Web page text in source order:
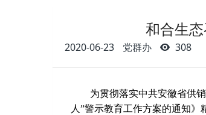
和合生
2020-06-23 党群办 308
为贯彻落实中共安徽省供
人”警示教育工作方案的通知